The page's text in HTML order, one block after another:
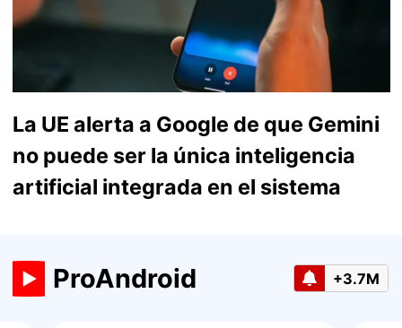
La UE alerta a Google de que Gemini
no puede ser la única inteligencia
artificial integrada en el sistema
ProAndroid +3.7M